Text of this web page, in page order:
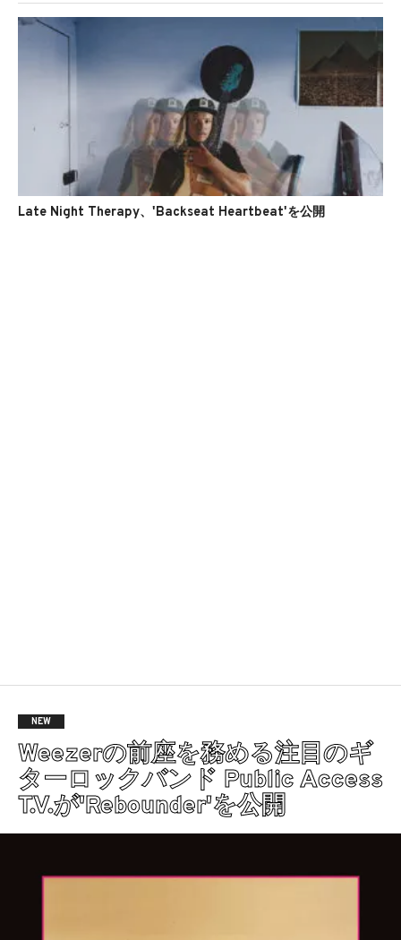
Late Night Therapy、'Backseat Heartbeat'を公開
NEW
Weezerの前座を務める注目のギ
ターロックバンド Public Access
T.V.が'Rebounder'を公開